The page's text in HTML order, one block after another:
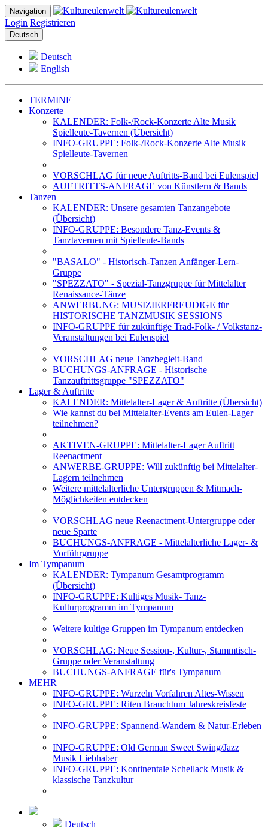
Navigation
Login Registrieren
Deutsch
Deutsch
English
TERMINE
Konzerte
KALENDER: Folk-/Rock-Konzerte Alte Musik
Spielleute-Tavernen (Übersicht)
INFO-GRUPPE: Folk-/Rock-Konzerte Alte Musik
Spielleute-Tavernen
VORSCHLAG für neue Auftritts-Band bei Eulenspiel
AUFTRITTS-ANFRAGE von Künstlern & Bands
Tanzen
KALENDER: Unsere gesamten Tanzangebote
(Übersicht)
INFO-GRUPPE: Besondere Tanz-Events &
Tanztavernen mit Spielleute-Bands
"BASALO" - Historisch-Tanzen Anfänger-Lern-
Gruppe
"SPEZZATO" - Spezial-Tanzgruppe für Mittelalter
Renaissance-Tänze
ANWERBUNG: MUSIZIERFREUDIGE für
HISTORISCHE TANZMUSIK SESSIONS
INFO-GRUPPE für zukünftige Trad-Folk- / Volkstanz-
Veranstaltungen bei Eulenspiel
VORSCHLAG neue Tanzbegleit-Band
BUCHUNGS-ANFRAGE - Historische
Tanzauftrittsgruppe "SPEZZATO"
Lager & Auftritte
KALENDER: Mittelalter-Lager & Auftritte (Übersicht)
Wie kannst du bei Mittelalter-Events am Eulen-Lager
teilnehmen?
AKTIVEN-GRUPPE: Mittelalter-Lager Auftritt
Reenactment
ANWERBE-GRUPPE: Will zukünftig bei Mittelalter-
Lagern teilnehmen
Weitere mittelalterliche Untergruppen & Mitmach-
Möglichkeiten entdecken
VORSCHLAG neue Reenactment-Untergruppe oder
neue Sparte
BUCHUNGS-ANFRAGE - Mittelalterliche Lager- &
Vorführgruppe
Im Tympanum
KALENDER: Tympanum Gesamtprogramm
(Übersicht)
INFO-GRUPPE: Kultiges Musik- Tanz-
Kulturprogramm im Tympanum
Weitere kultige Gruppen im Tympanum entdecken
VORSCHLAG: Neue Session-, Kultur-, Stammtisch-
Gruppe oder Veranstaltung
BUCHUNGS-ANFRAGE für's Tympanum
MEHR
INFO-GRUPPE: Wurzeln Vorfahren Altes-Wissen
INFO-GRUPPE: Riten Brauchtum Jahreskreisfeste
INFO-GRUPPE: Spannend-Wandern & Natur-Erleben
INFO-GRUPPE: Old German Sweet Swing/Jazz
Musik Liebhaber
INFO-GRUPPE: Kontinentale Schellack Musik &
klassische Tanzkultur
Deutsch